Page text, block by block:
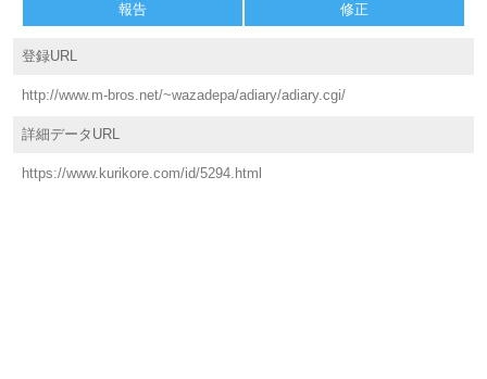
報告 修正
登録URL
http://www.m-bros.net/~wazadepa/adiary/adiary.cgi/
詳細データURL
https://www.kurikore.com/id/5294.html